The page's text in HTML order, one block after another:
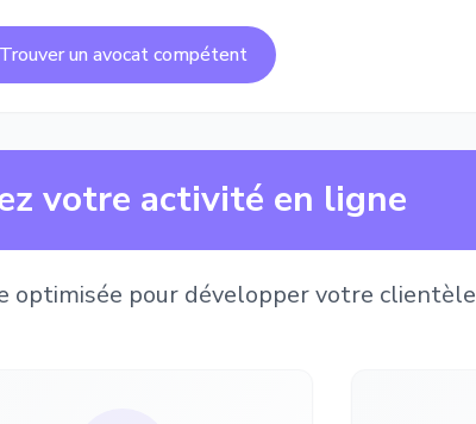
Trouver un avocat compétent
votre activité en ligne
optimisée pour développer votre clientèle